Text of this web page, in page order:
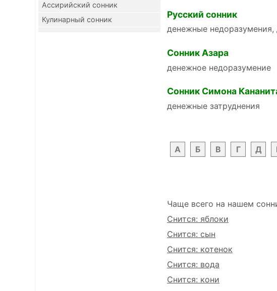
Ассирийский сонник
Кулинарный сонник
Русский сонник
денежные недоразумения,
Сонник Азара
денежное недоразумение
Сонник Симона
денежные затруднения
А
Б В Г Д
Чаще всего на нашем
Снится: яблоки
Снится: сын
Снится: котенок
Снится: вода
Снится: кони